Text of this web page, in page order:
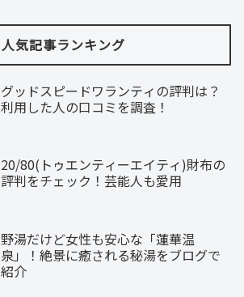
人気記事ランキング
グッドスピードワランティの評判は？
利用した人の口コミを調査！
20/80(トゥエンティーエイティ)財布の
評判をチェック！芸能人も愛用
野湯だけど女性も安心な「蓮華温
泉」！絶景に癒される秘湯をブログで
紹介